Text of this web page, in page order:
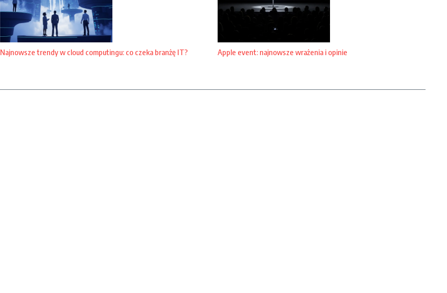
Najnowsze trendy w cloud computingu: co czeka branżę IT? Apple event: najnowsze wrażenia i opinie